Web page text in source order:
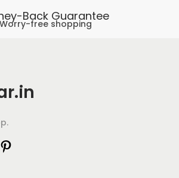
Back Guarantee
free shopping